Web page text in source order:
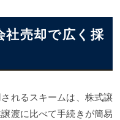
社売却で広く採
れるスキームは、株式譲
渡に比べて手続きが簡易